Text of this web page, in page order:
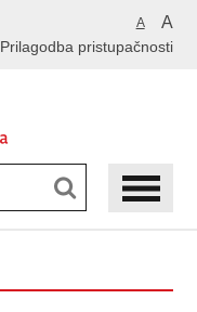
A A
Prilagodba pristupačnosti